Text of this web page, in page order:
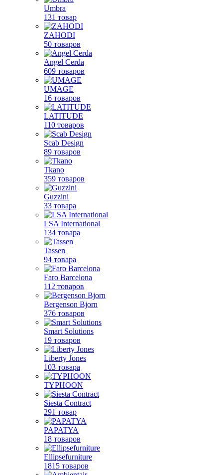
Umbra
131 товар
ZAHODI
50 товаров
Angel Cerda
609 товаров
UMAGE
16 товаров
LATITUDE
110 товаров
Scab Design
89 товаров
Tkano
359 товаров
Guzzini
33 товара
LSA International
134 товара
Tassen
94 товара
Faro Barcelona
112 товаров
Bergenson Bjorn
376 товаров
Smart Solutions
19 товаров
Liberty Jones
103 товара
TYPHOON
Siesta Contract
291 товар
PAPATYA
18 товаров
Ellipsefurniture
1815 товаров